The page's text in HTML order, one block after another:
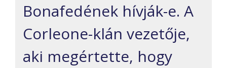
Bonafedének hívják-e. A
Corleone-klán vezetője,
aki megértette, hogy